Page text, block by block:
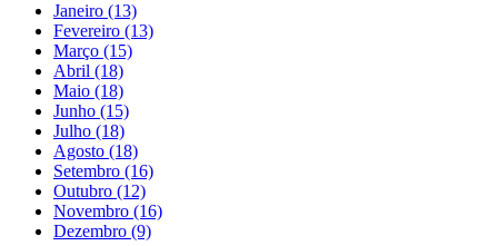
Janeiro (13)
Fevereiro (13)
Março (15)
Abril (18)
Maio (18)
Junho (15)
Julho (18)
Agosto (18)
Setembro (16)
Outubro (12)
Novembro (16)
Dezembro (9)